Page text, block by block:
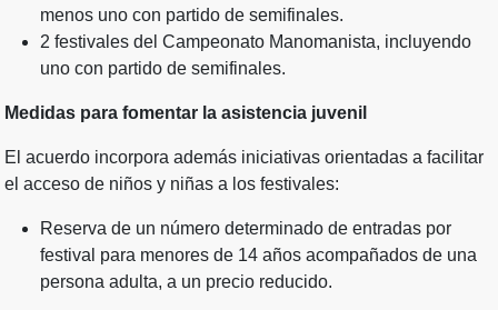
menos uno con partido de semifinales.
2 festivales del Campeonato Manomanista, incluyendo
uno con partido de semifinales.
Medidas para fomentar la asistencia juvenil
El acuerdo incorpora además iniciativas orientadas a facilitar
el acceso de niños y niñas a los festivales:
Reserva de un número determinado de entradas por
festival para menores de 14 años acompañados de una
persona adulta, a un precio reducido.